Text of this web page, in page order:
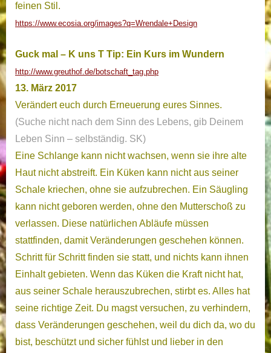
feinen Stil.
https://www.ecosia.org/images?q=Wrendale+Design
Guck mal – K uns T Tip: Ein Kurs im Wundern
http://www.greuthof.de/botschaft_tag.php
13. März 2017
Verändert euch durch Erneuerung eures Sinnes.
(Suche nicht nach dem Sinn des Lebens, gib Deinem
Leben Sinn – selbständig. SK)
Eine Schlange kann nicht wachsen, wenn sie ihre alte
Haut nicht abstreift. Ein Küken kann nicht aus seiner
Schale kriechen, ohne sie aufzubrechen. Ein Säugling
kann nicht geboren werden, ohne den Mutterschoß zu
verlassen. Diese natürlichen Abläufe müssen
stattfinden, damit Veränderungen geschehen können.
Schritt für Schritt finden sie statt, und nichts kann ihnen
Einhalt gebieten. Wenn das Küken die Kraft nicht hat,
aus seiner Schale herauszubrechen, stirbt es. Alles hat
seine richtige Zeit. Du magst versuchen, zu verhindern,
dass Veränderungen geschehen, weil du dich da, wo du
bist, beschützt und sicher fühlst und lieber in den